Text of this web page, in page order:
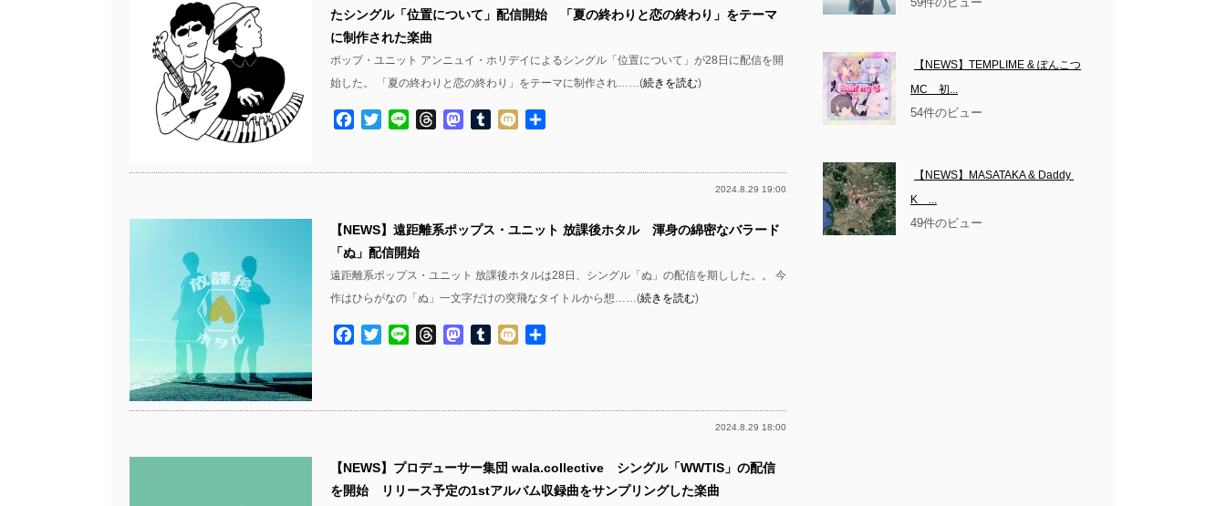
たシングル「位置について」配信開始 「夏の終わりと恋の終わり」をテーマ
に制作された楽曲
ポップ・ユニット アンニュイ・ホリデイによるシングル「位置について」が28日に配信を開
始した。 「夏の終わりと恋の終わり」をテーマに制作され……(続きを読む)
Facebook
TwitterLine ThreadsMastodon
TumblrMixi
2024.8.29 19:00
【NEWS】遠距離系ポップス・ユニット 放課後ホタル 渾身の綿密なバラード
「ぬ」配信開始
遠距離系ポップス・ユニット 放課後ホタルは28日、シングル「ぬ」の配信を期しした。。 今
作はひらがなの「ぬ」一文字だけの突飛なタイトルから想……(続きを読む)
Facebook
TwitterLine ThreadsMastodon
TumblrMixi
2024.8.29 18:00
【NEWS】プロデューサー集団 wala.collective シングル「WWTIS」の配信
を開始 リリース予定の1stアルバム収録曲をサンプリングした楽曲
【NEWS】TEMPLIME & ぽんこつ
MC　初...
54件のビュー
【NEWS】MASATAKA & Daddy
K　...
49件のビュー